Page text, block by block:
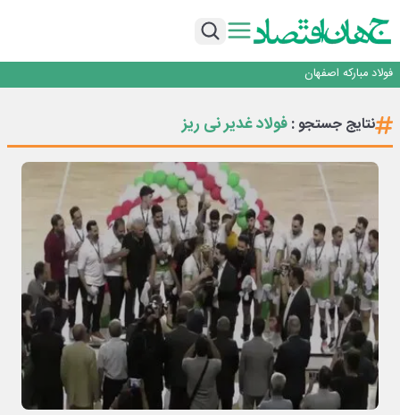
تداوم صعود مس در بازارهای جهانی؛ قیمت فلز سرخ از ۱۴هزار دلار در هر تن عبور کرد
فولاد مبارکه اصفهان
تجدیدپذیر با حضور استاندار اصفهان
گفتگو با کاوه معلمی، مدیر حسابداری مدیریت فولادسنگان
تداوم صعود مس در بازارهای جهانی؛ قیمت فلز سرخ از ۱۴هزار دلار در هر تن عبور کرد
نتایج جستجو :فولاد غدیر نی ریز